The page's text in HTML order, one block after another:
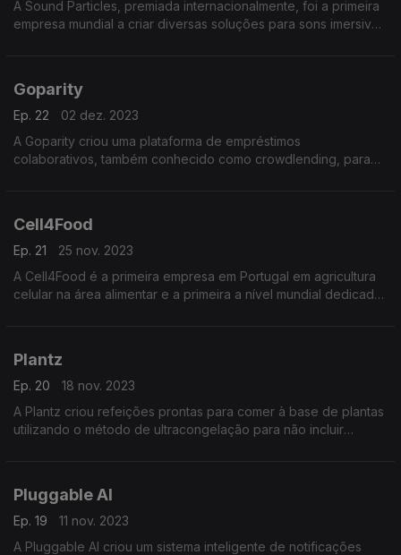
A Sound Particles, premiada internacionalmente, foi a primeira
empresa mundial a criar diversas soluções para sons imersivos
Goparity
Ep. 22
02 dez. 2023
A Goparity criou uma plataforma de empréstimos
colaborativos, também conhecido como crowdlending, para
Cell4Food
Ep. 21
25 nov. 2023
A Cell4Food é a primeira empresa em Portugal em agricultura
celular na área alimentar e a primeira a nível mundial dedicada
Plantz
Ep. 20
18 nov. 2023
A Plantz criou refeições prontas para comer à base de plantas
utilizando o método de ultracongelação para não incluir
Pluggable AI
Ep. 19
11 nov. 2023
A Pluggable AI criou um sistema inteligente de notificações